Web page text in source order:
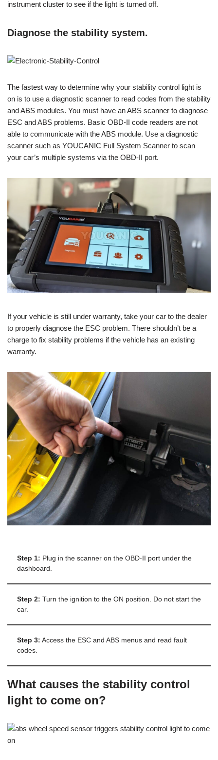
instrument cluster to see if the light is turned off.
Diagnose the stability system.
The fastest way to determine why your stability control light is
on is to use a diagnostic scanner to read codes from the stability
and ABS modules. You must have an ABS scanner to diagnose
ESC and ABS problems. Basic OBD-II code readers are not
able to communicate with the ABS module. Use a diagnostic
scanner such as YOUCANIC Full System Scanner to scan
your car’s multiple systems via the OBD-II port.
If your vehicle is still under warranty, take your car to the dealer
to properly diagnose the ESC problem. There shouldn’t be a
charge to fix stability problems if the vehicle has an existing
warranty.
Step 1: Plug in the scanner on the OBD-II port under the
dashboard.
Step 2: Turn the ignition to the ON position. Do not start the
car.
Step 3: Access the ESC and ABS menus and read fault
codes.
What causes the stability control
light to come on?